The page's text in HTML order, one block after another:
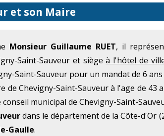
et son Maire
Monsieur Guillaume RUET, il
Saint-Sauveur et siègeà l'hôtel de
Saint-Sauveur pour un mandat de 6 ans
de Chevigny-Saint-Sauveur à l'age de 43
municipal de Chevigny-Saint-
dans le département de la Côte-d'Or
Gaulle.